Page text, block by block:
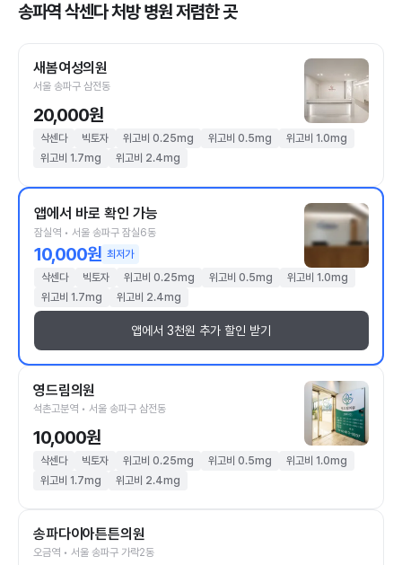
송파역 삭센다 처방 병원 저렴한 곳
새봄여성의원
서울 송파구 삼전동
20,000원
삭센다 빅토자 위고비 0.25mg 위고비 0.5mg
위고비 1.0mg
위고비 1.7mg
위고비 2.4mg
앱에서 바로 확인 가능
잠실역 • 서울 송파구 잠실6동
10,000원 최저가
삭센다
빅토자 위고비 0.25mg 위고비 0.5mg
위고비 1.0mg
위고비 1.7mg
위고비 2.4mg
앱에서 3천원 추가 할인 받기
영드림의원
석촌고분역 • 서울 송파구 삼전동
10,000원
삭센다 빅토자 위고비 0.25mg 위고비 0.5mg
위고비 1.0mg
위고비 1.7mg
위고비 2.4mg
송파다이아튼튼의원
오금역 • 서울 송파구 가락2동